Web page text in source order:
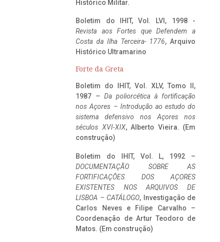
Histórico Militar.
Boletim do IHIT, Vol. LVI, 1998 -
Revista aos Fortes que Defendem a
Costa da Ilha Terceira- 1776, Arquivo
Histórico Ultramarino
Forte da Greta
Boletim do IHIT, Vol. XLV, Tomo II,
1987 – Da poliorcética à fortificação
nos Açores – Introdução ao estudo do
sistema defensivo nos Açores nos
séculos XVI-XIX, Alberto Vieira. (Em
construção)
Boletim do IHIT, Vol. L, 1992 –
DOCUMENTAÇÃO SOBRE AS
FORTIFICAÇÕES DOS AÇORES
EXISTENTES NOS ARQUIVOS DE
LISBOA – CATÁLOGO, Investigação de
Carlos Neves e Filipe Carvalho –
Coordenação de Artur Teodoro de
Matos. (Em construção)